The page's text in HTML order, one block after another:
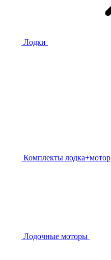
Лодки
Комплекты лодка+мотор
Лодочные моторы